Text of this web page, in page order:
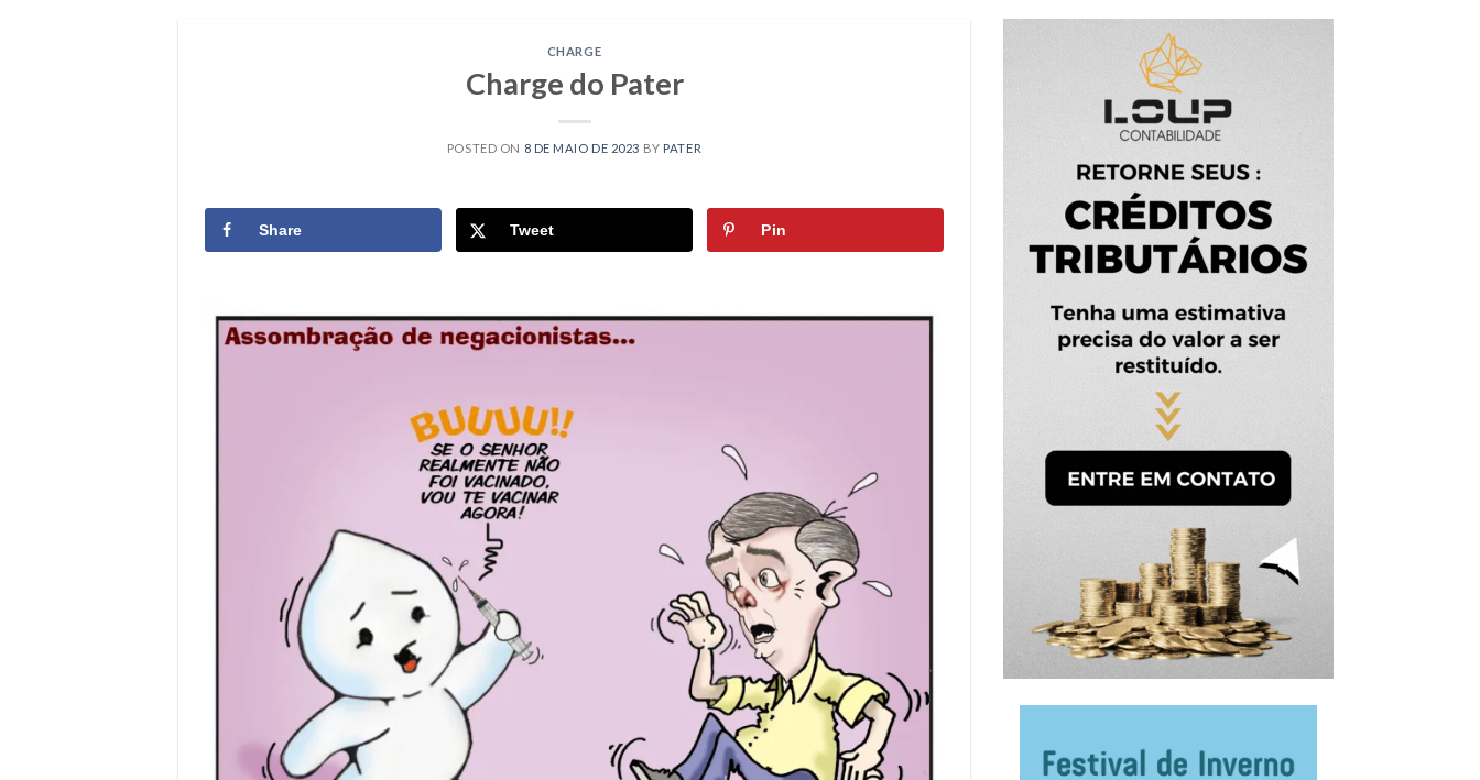
CHARGE
Charge do Pater
POSTED ON 8 DE MAIO DE 2023 BY PATER
Share Tweet Pin